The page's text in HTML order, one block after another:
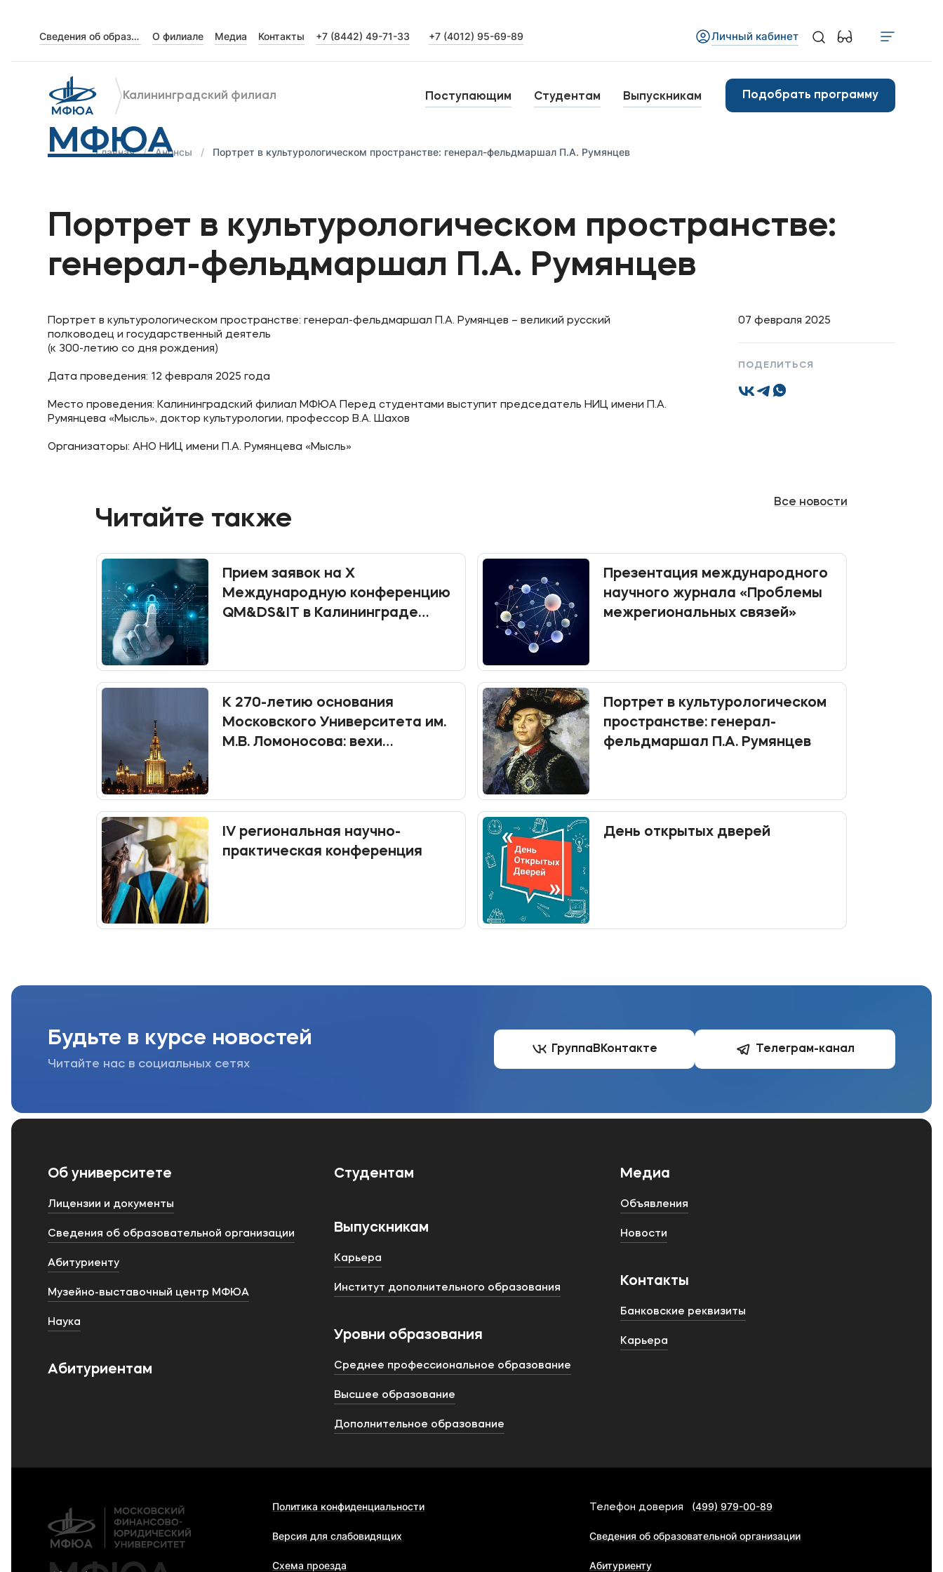
Сведения об образовательной организации О филиале Медиа Контакты +7 (8442) 49-71-33 +7 (4012) 95-69-89 Личный кабинет
МФЮА
Калининградский филиал Поступающим Студентам Выпускникам Подобрать программу
Лицензии и документы
Сведения об образовательной организации
Абитуриенту
Абитуриентам
Высшее образование
Дополнительное образование
Карьера
Приемная комиссия
+7 (495) 221-10-01
Полезное
Об образовательной организации
Подобрать программу
Главная Анонсы Портрет в культурологическом пространстве: генерал-фельдмаршал П.А. Румянцев
Портрет в культурологическом пространстве:
генерал-фельдмаршал П.А. Румянцев
07 февраля 2025
ПОДЕЛИТЬСЯ
Портрет в культурологическом пространстве: генерал-фельдмаршал П.А. Румянцев – великий русский
полководец и государственный деятель
(к 300-летию со дня рождения)
Дата проведения: 12 февраля 2025 года
Место проведения: Калининградский филиал МФЮА Перед студентами выступит председатель НИЦ имени П.А.
Румянцева «Мысль», доктор культурологии, профессор В.А. Шахов
Организаторы: АНО НИЦ имени П.А. Румянцева «Мысль»
Читайте также
Все новости
Прием заявок на X
Международную конференцию
QM&DS&IT в Калининграде
Презентация международного
научного журнала «Проблемы
межрегиональных связей»
К 270-летию основания
Московского Университета им.
М.В. Ломоносова: вехи
Портрет в культурологическом
пространстве: генерал-
фельдмаршал П.А. Румянцев
IV региональная научно-
практическая конференция
День открытых дверей
Будьте в курсе новостей
Читайте нас в социальных сетях
Группа ВКонтакте Телеграм-канал
Об университете
Лицензии и документы
Сведения об образовательной организации
Абитуриенту
Музейно-выставочный центр МФЮА
Наука
Абитуриентам
Студентам
Выпускникам
Карьера
Институт дополнительного образования
Уровни образования
Среднее профессиональное образование
Высшее образование
Дополнительное образование
Медиа
Объявления
Новости
Контакты
Банковские реквизиты
Карьера
Политика конфиденциальности
Версия для слабовидящих
Телефон доверия (499) 979-00-89
Сведения об образовательной организации
Схема проезда Абитуриенту